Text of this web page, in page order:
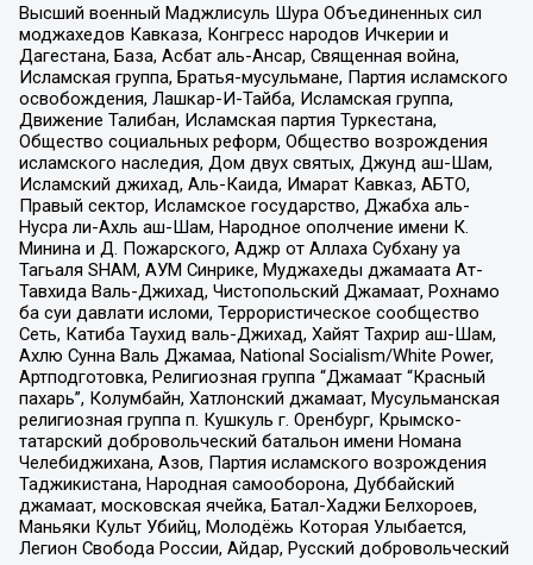
Высший военный Маджлисуль Шура Объединенных сил
моджахедов Кавказа, Конгресс народов Ичкерии и
Дагестана, База, Асбат аль-Ансар, Священная война,
Исламская группа, Братья-мусульмане, Партия исламского
освобождения, Лашкар-И-Тайба, Исламская группа,
Движение Талибан, Исламская партия Туркестана,
Общество социальных реформ, Общество возрождения
исламского наследия, Дом двух святых, Джунд аш-Шам,
Исламский джихад, Аль-Каида, Имарат Кавказ, АБТО,
Правый сектор, Исламское государство, Джабха аль-
Нусра ли-Ахль аш-Шам, Народное ополчение имени К.
Минина и Д. Пожарского, Аджр от Аллаха Субхану уа
Тагьаля SHAM, АУМ Синрике, Муджахеды джамаата Ат-
Тавхида Валь-Джихад, Чистопольский Джамаат, Рохнамо
ба суи давлати исломи, Террористическое сообщество
Сеть, Катиба Таухид валь-Джихад, Хайят Тахрир аш-Шам,
Ахлю Сунна Валь Джамаа, National Socialism/White Power,
Артподготовка, Религиозная группа “Джамаат “Красный
пахарь”, Колумбайн, Хатлонский джамаат, Мусульманская
религиозная группа п. Кушкуль г. Оренбург, Крымско-
татарский добровольческий батальон имени Номана
Челебиджихана, Азов, Партия исламского возрождения
Таджикистана, Народная самооборона, Дуббайский
джамаат, московская ячейка, Батал-Хаджи Белхороев,
Маньяки Культ Убийц, Молодёжь Которая Улыбается,
Легион Свобода России, Айдар, Русский добровольческий